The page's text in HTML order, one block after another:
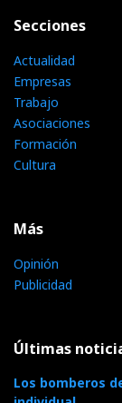
Secciones
Actualidad
Empresas
Trabajo
Asociaciones
Formación
Cultura
Más
Opinión
Publicidad
Últimas
Los bomberos